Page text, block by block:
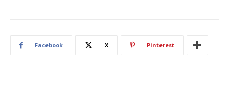
Facebook X Pinterest